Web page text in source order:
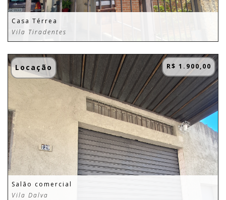
Casa Térrea
Vila Tiradentes
Locação R$ 1.900,00
Salão comercial
Vila Dalva